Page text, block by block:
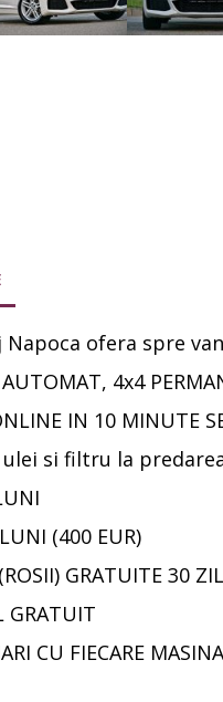
Napoca ofera spre
4x4
IN 10 MINUTE
ulei si filtru la
(400 EUR)
GRATUITE 30
GRATUIT
CU FIECARE MASINA